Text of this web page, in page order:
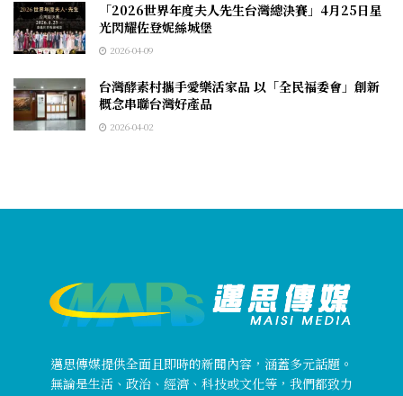
「2026世界年度夫人先生台灣總決賽」4月25日星
光閃耀佐登妮絲城堡
2026-04-09
台灣酵素村攜手愛樂活家品 以「全民福委會」創新
概念串聯台灣好產品
2026-04-02
邁思傳媒提供全面且即時的新聞內容，涵蓋多元話題。
無論是生活、政治、經濟、科技或文化等，我們都致力